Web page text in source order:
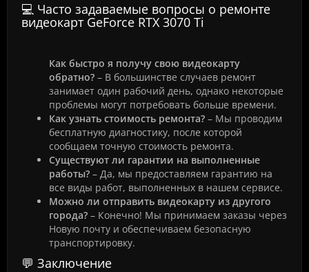
💻 Часто задаваемые вопросы о ремонте
видеокарт GeForce RTX 3070 Ti
Как быстро я получу свою видеокарту
обратно? – В большинстве случаев ремонт
занимает один рабочий день, однако некоторые
проблемы могут потребовать больше времени.
Как узнать стоимость ремонта? – Мы проводим
бесплатную диагностику, после которой
сообщаем точную стоимость ремонта.
Существуют ли гарантии на выполненные
работы? – Да, мы предоставляем гарантию на
все виды работ, выполненных в нашем сервисе.
Можно ли отправить видеокарту из другого
города? – Конечно! Мы принимаем заказы через
Новую почту и обеспечиваем безопасную
транспортировку.
💬 Заключение